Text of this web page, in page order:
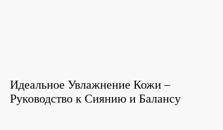
Идеальное Увлажнение Кожи –
Руководство к Сиянию и Балансу